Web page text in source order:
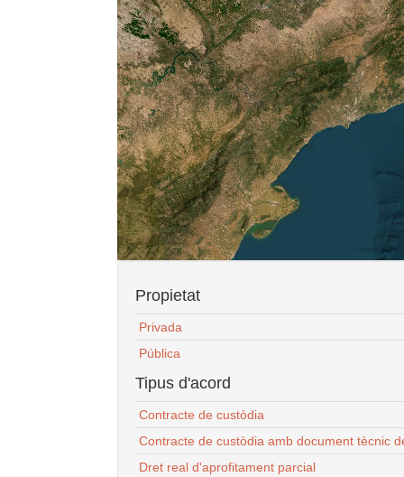
Propietat
Privada
Pública
Tipus d'acord
Contracte de custòdia
Contracte de custòdia amb document tècnic
Dret real d'aprofitament parcial